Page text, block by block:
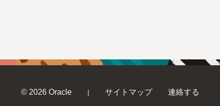
© 2026 Oracle | サイトマップ 連絡する